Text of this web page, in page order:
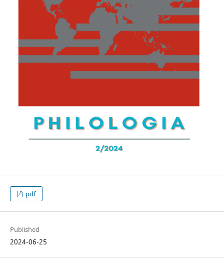
pdf
Published
2024-06-25